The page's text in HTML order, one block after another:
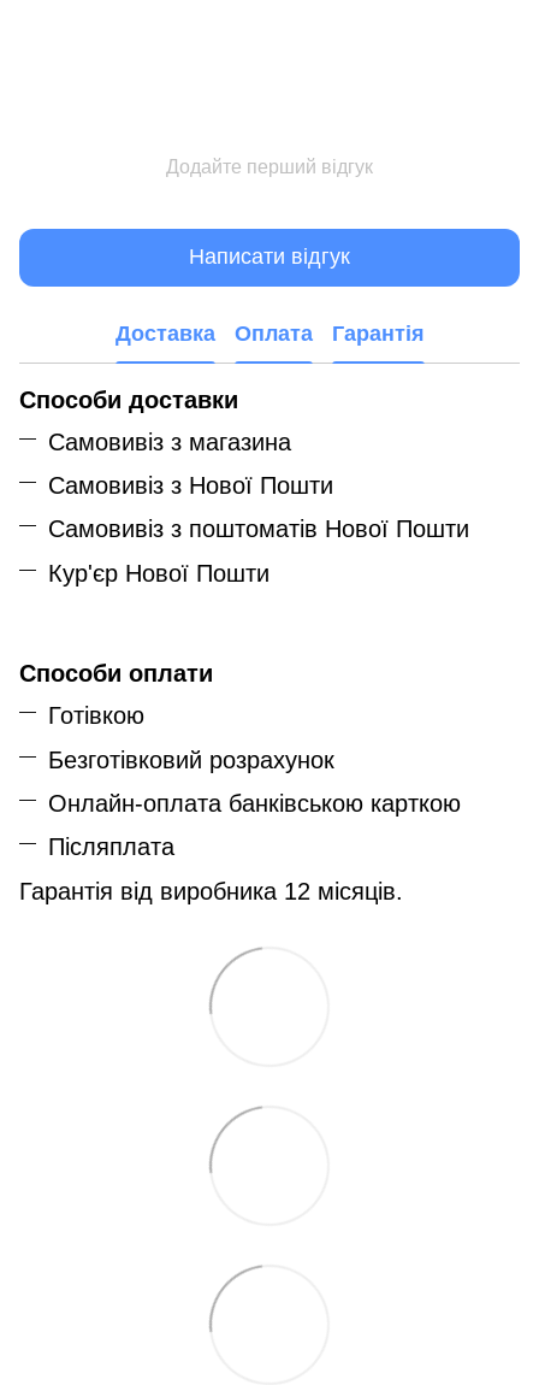
Додайте перший відгук
Написати відгук
Доставка Оплата Гарантія
Способи доставки
Самовивіз з магазина
Самовивіз з Нової Пошти
Самовивіз з поштоматів Нової Пошти
Кур'єр Нової Пошти
Способи оплати
Готівкою
Безготівковий розрахунок
Онлайн-оплата банківською карткою
Післяплата
Гарантія від виробника 12 місяців.